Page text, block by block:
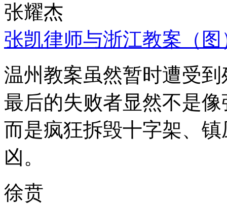
张耀杰
张凯律师与浙江教案（图
温州教案虽然暂时遭受
最后的失败者显然不是
而是疯狂拆毁十字架、
凶。
徐贲